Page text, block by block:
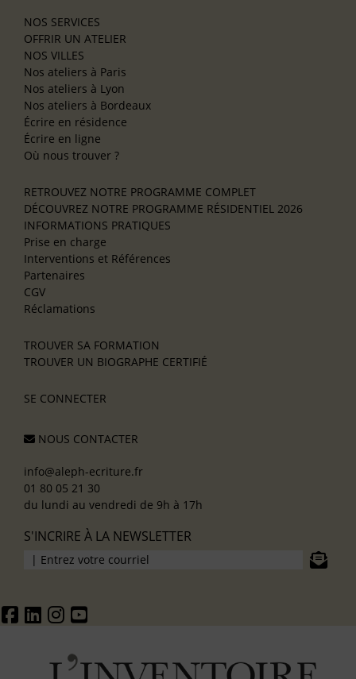
NOS SERVICES
OFFRIR UN ATELIER
NOS VILLES
Nos ateliers à Paris
Nos ateliers à Lyon
Nos ateliers à Bordeaux
Écrire en résidence
Écrire en ligne
Où nous trouver ?
RETROUVEZ NOTRE PROGRAMME COMPLET
DÉCOUVREZ NOTRE PROGRAMME RÉSIDENTIEL 2026
INFORMATIONS PRATIQUES
Prise en charge
Interventions et Références
Partenaires
CGV
Réclamations
TROUVER SA FORMATION
TROUVER UN BIOGRAPHE CERTIFIÉ
SE CONNECTER
NOUS CONTACTER
info@aleph-ecriture.fr
01 80 05 21 30
du lundi au vendredi de 9h à 17h
S'INCRIRE À LA NEWSLETTER